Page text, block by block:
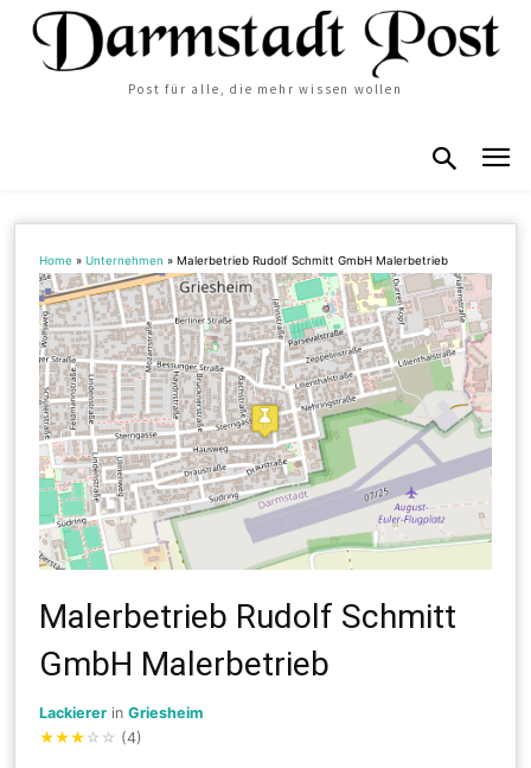
Post für alle, die mehr wissen wollen
Home »Unternehmen »Malerbetrieb Rudolf Schmitt GmbH Malerbetrieb
Malerbetrieb Rudolf Schmitt
GmbH Malerbetrieb
Lackierer inGriesheim
★★★ ☆ ☆ (4)